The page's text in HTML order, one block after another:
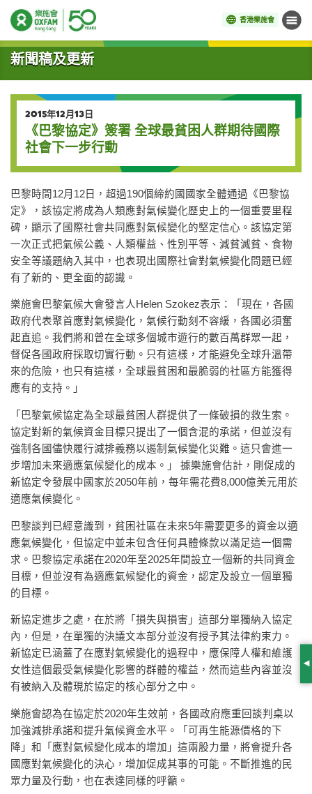
香港樂施會 目錄
開始主要內容
新聞稿及更新
2015年12月13日
《巴黎協定》簽署 全球最貧困人群期待國際
社會下一步行動
巴黎時間12月12日，超過190個締約國國家全體通過《巴黎協
定》，該協定將成為人類應對氣候變化歷史上的一個重要里程
碑，顯示了國際社會共同應對氣候變化的堅定信心。該協定第
一次正式把氣候公義、人類權益、性別平等、減貧滅貧、食物
安全等議題納入其中，也表現出國際社會對氣候變化問題已經
有了新的、更全面的認識。
樂施會巴黎氣候大會發言人Helen Szokez表示：「現在，各國
政府代表聚首應對氣候變化，氣候行動刻不容緩，各國必須奮
起直追。我們將和曾在全球多個城市遊行的數百萬群眾一起，
督促各國政府採取切實行動。只有這樣，才能避免全球升溫帶
來的危險，也只有這樣，全球最貧困和最脆弱的社區方能獲得
應有的支持。」
「巴黎氣候協定為全球最貧困人群提供了一條破損的救生索。
協定對新的氣候資金目標只提出了一個含混的承諾，但並沒有
強制各國儘快履行減排義務以遏制氣候變化災難。這只會進一
步增加未來適應氣候變化的成本。」 據樂施會估計，剛促成的
新協定令發展中國家於2050年前，每年需花費8,000億美元用於
適應氣候變化。
巴黎談判已經意識到，貧困社區在未來5年需要更多的資金以適
應氣候變化，但協定中並未包含任何具體條款以滿足這一個需
求。巴黎協定承諾在2020年至2025年間設立一個新的共同資金
目標，但並沒有為適應氣候變化的資金，認定及設立一個單獨
的目標。
新協定進步之處，在於將「損失與損害」這部分單獨納入協定
內，但是，在單獨的決議文本部分並沒有授予其法律約束力。
新協定已涵蓋了在應對氣候變化的過程中，應保障人權和維護
女性這個最受氣候變化影響的群體的權益，然而這些內容並沒
有被納入及體現於協定的核心部分之中。
樂施會認為在協定於2020年生效前，各國政府應重回談判桌以
加強減排承諾和提升氣候資金水平。「可再生能源價格的下
降」和「應對氣候變化成本的增加」這兩股力量，將會提升各
國應對氣候變化的決心，增加促成其事的可能。不斷推進的民
眾力量及行動，也在表達同樣的呼籲。